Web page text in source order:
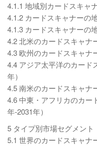
4.1.1 地域別カードスキャ
4.1.2 カードスキャナーの
4.1.3 カードスキャナーの
4.2 北米のカードスキャナ
4.3 欧州のカードスキャナ
4.4 アジア太平洋のカード
年）
4.5 南米のカードスキャナ
4.6 中東・アフリカのカー
年-2031年）
5 タイプ別市場セグメント
5.1 世界のカードスキャナ